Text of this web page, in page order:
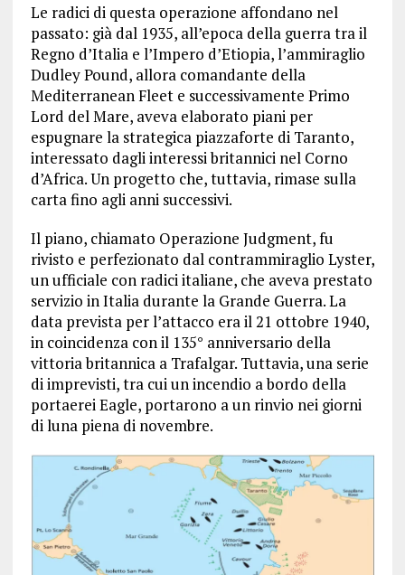
Le radici di questa operazione affondano nel
passato: già dal 1935, all’epoca della guerra tra il
Regno d’Italia e l’Impero d’Etiopia, l’ammiraglio
Dudley Pound, allora comandante della
Mediterranean Fleet e successivamente Primo
Lord del Mare, aveva elaborato piani per
espugnare la strategica piazzaforte di Taranto,
interessato dagli interessi britannici nel Corno
d’Africa. Un progetto che, tuttavia, rimase sulla
carta fino agli anni successivi.
Il piano, chiamato Operazione Judgment, fu
rivisto e perfezionato dal contrammiraglio Lyster,
un ufficiale con radici italiane, che aveva prestato
servizio in Italia durante la Grande Guerra. La
data prevista per l’attacco era il 21 ottobre 1940,
in coincidenza con il 135° anniversario della
vittoria britannica a Trafalgar. Tuttavia, una serie
di imprevisti, tra cui un incendio a bordo della
portaerei Eagle, portarono a un rinvio nei giorni
di luna piena di novembre.